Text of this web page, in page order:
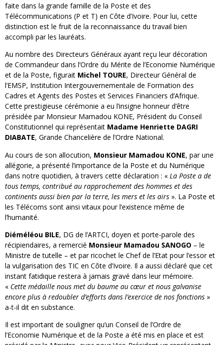
faite dans la grande famille de la Poste et des
Télécommunications (P et T) en Côte d’Ivoire. Pour lui, cette
distinction est le fruit de la reconnaissance du travail bien
accompli par les lauréats.
Au nombre des Directeurs Généraux ayant reçu leur décoration
de Commandeur dans l’Ordre du Mérite de l’Economie Numérique
et de la Poste, figurait Michel TOURE, Directeur Général de
l’EMSP, Institution Intergouvernementale de Formation des
Cadres et Agents des Postes et Services Financiers d’Afrique.
Cette prestigieuse cérémonie a eu l’insigne honneur d’être
présidée par Monsieur Mamadou KONE, Président du Conseil
Constitutionnel qui représentait Madame Henriette DAGRI
DIABATE, Grande Chancelière de l’Ordre National.
Au cours de son allocution, Monsieur Mamadou KONE, par une
allégorie, a présenté l’importance de la Poste et du Numérique
dans notre quotidien, à travers cette déclaration : « La Poste a de
tous temps, contribué au rapprochement des hommes et des
continents aussi bien par la terre, les mers et les airs ». La Poste et
les Télécoms sont ainsi vitaux pour l’existence même de
l’humanité.
Diéméléou BILE, DG de l’ARTCI, doyen et porte-parole des
récipiendaires, a remercié Monsieur Mamadou SANOGO – le
Ministre de tutelle – et par ricochet le Chef de l’Etat pour l’essor et
la vulgarisation des TIC en Côte d’Ivoire. Il a aussi déclaré que cet
instant fatidique restera à jamais gravé dans leur mémoire.
« Cette médaille nous met du baume au cœur et nous galvanise
encore plus à redoubler d’efforts dans l’exercice de nos fonctions »
a-t-il dit en substance.
Il est important de souligner qu’un Conseil de l’Ordre de
l’Economie Numérique et de la Poste a été mis en place et est